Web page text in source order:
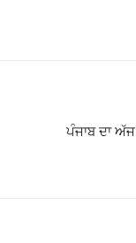
ਪੰਜਾਬ ਦਾ